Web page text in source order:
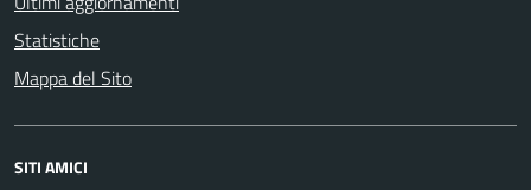
Statistiche
Mappa del Sito
SITI AMICI